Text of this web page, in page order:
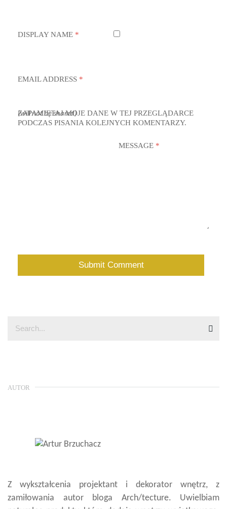
DISPLAY NAME *
EMAIL ADDRESS *
(will not be shared)
ZAPAMIĘTAJ MOJE DANE W TEJ PRZEGLĄDARCE
PODCZAS PISANIA KOLEJNYCH KOMENTARZY.
MESSAGE *
AUTOR
Z wykształcenia projektant i dekorator wnętrz, z
zamiłowania autor bloga Arch/tecture. Uwielbiam